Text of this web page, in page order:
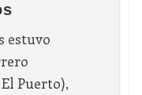
estuvo
Puerto),